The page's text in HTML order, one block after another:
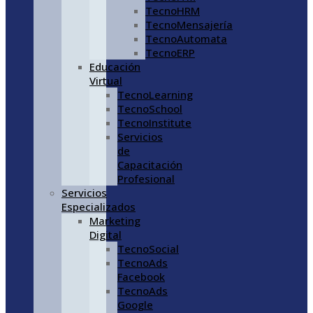
TecnoHRM
TecnoMensajería
TecnoAutomata
TecnoERP
Educación
Virtual
TecnoLearning
TecnoSchool
TecnoInstitute
Servicios
de
Capacitación
Profesional
Servicios
Especializados
Marketing
Digital
TecnoSocial
TecnoAds
Facebook
TecnoAds
Google